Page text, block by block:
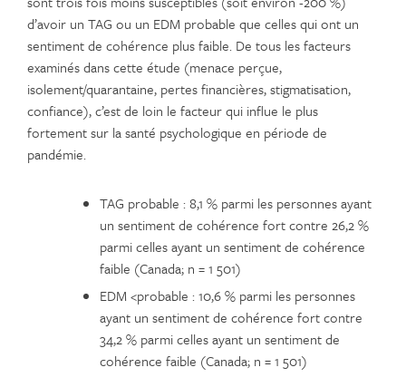
d’avoir un TAG ou un EDM probable que celles qui ont un
sentiment de cohérence plus faible. De tous les facteurs
examinés dans cette étude (menace perçue,
isolement/quarantaine, pertes financières, stigmatisation,
confiance), c’est de loin le facteur qui influe le plus
fortement sur la santé psychologique en période de
pandémie.
TAG probable : 8,1 % parmi les personnes ayant
un sentiment de cohérence fort contre 26,2 %
parmi celles ayant un sentiment de cohérence
faible (Canada; n = 1 501)
EDM <probable : 10,6 % parmi les personnes
ayant un sentiment de cohérence fort contre
34,2 % parmi celles ayant un sentiment de
cohérence faible (Canada; n = 1 501)